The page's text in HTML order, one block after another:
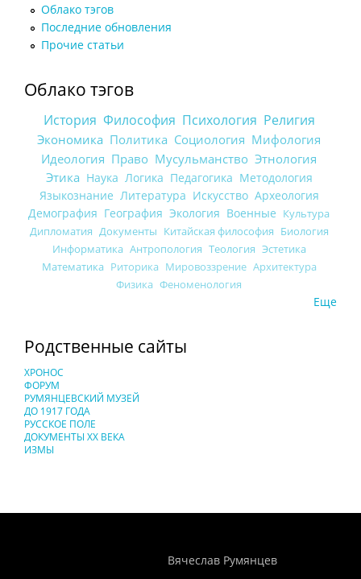
Облако тэгов
Последние обновления
Прочие статьи
Облако тэгов
История Философия Психология Религия
Экономика Политика Социология Мифология
Идеология Право Мусульманство Этнология
Этика Наука Логика Педагогика Методология
Языкознание Литература Искусство Археология
Демография География Экология Военные Культура
Дипломатия Документы Китайская философия Биология
Информатика Антропология Теология Эстетика
Математика Риторика Мировоззрение Архитектура
Физика Феноменология
Еще
Родственные сайты
ХРОНОС
ФОРУМ
РУМЯНЦЕВСКИЙ МУЗЕЙ
ДО 1917 ГОДА
РУССКОЕ ПОЛЕ
ДОКУМЕНТЫ XX ВЕКА
ИЗМЫ
Вячеслав Румянцев